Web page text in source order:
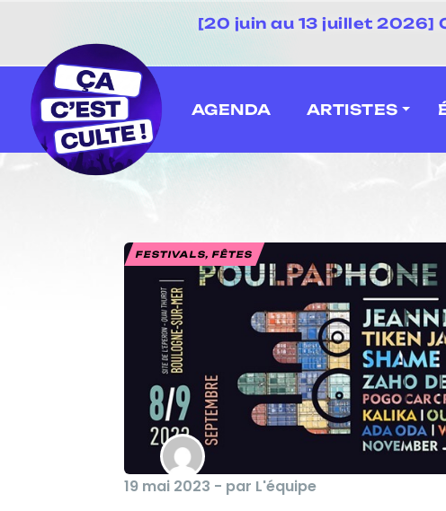
[20 juin au 13 juillet 2026]
AGENDA ARTISTES
FESTIVALS, FÊTES
19 mai 2023 - par L'équipe